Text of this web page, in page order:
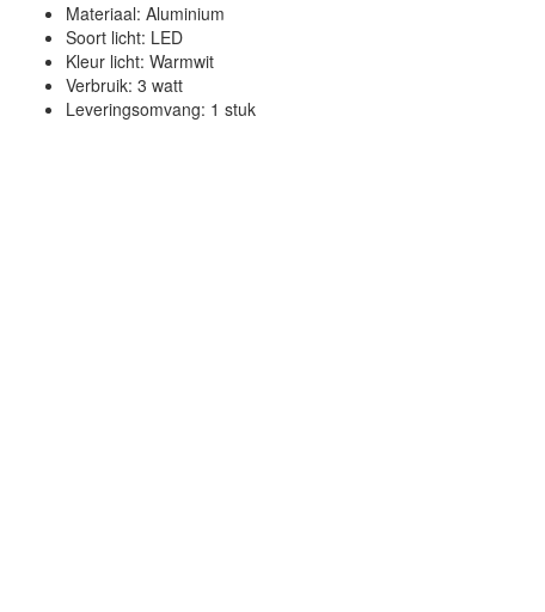
Materiaal: Aluminium
Soort licht: LED
Kleur licht: Warmwit
Verbruik: 3 watt
Leveringsomvang: 1 stuk